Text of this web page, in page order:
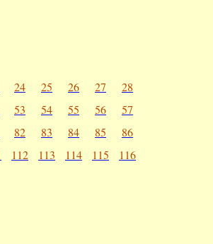
24 25 26 27
28
53 54 55 56
57
82 83 84 85
86
112 113 114 115
116